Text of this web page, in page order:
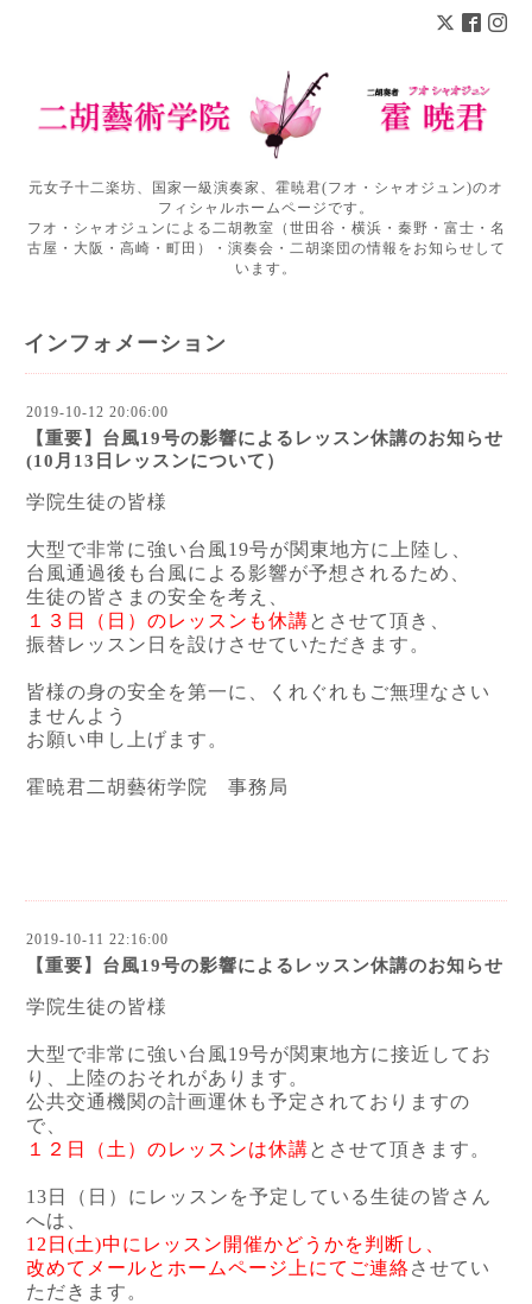
元女子十二楽坊、国家一級演奏家、霍暁君(フオ・シャオジュン)のオ
フィシャルホームページです。
フオ・シャオジュンによる二胡教室（世田谷・横浜・秦野・富士・名
古屋・大阪・高崎・町田）・演奏会・二胡楽団の情報をお知らせして
います。
インフォメーション
2019-10-12 20:06:00
【重要】台風19号の影響によるレッスン休講のお知らせ
(10月13日レッスンについて）
学院生徒の皆様
大型で非常に強い台風19号が関東地方に上陸し、
台風通過後も台風による影響が予想されるため、
生徒の皆さまの安全を考え、
１３日（日）のレッスンも休講とさせて頂き、
振替レッスン日を設けさせていただきます。
皆様の身の安全を第一に、くれぐれもご無理なさい
ませんよう
お願い申し上げます。
霍暁君二胡藝術学院 事務局
2019-10-11 22:16:00
【重要】台風19号の影響によるレッスン休講のお知らせ
学院生徒の皆様
大型で非常に強い台風19号が関東地方に接近してお
り、上陸のおそれがあります。
公共交通機関の計画運休も予定されておりますの
で、
１２日（土）のレッスンは休講とさせて頂きます。
13日（日）にレッスンを予定している生徒の皆さん
へは、
12日(土)中にレッスン開催かどうかを判断し、
改めてメールとホームページ上にてご連絡させてい
ただきます。